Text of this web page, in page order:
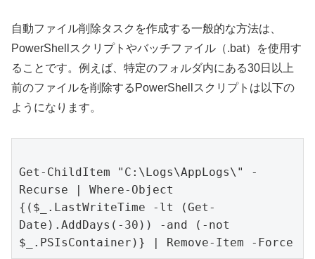
自動ファイル削除タスクを作成する一般的な方法は、
PowerShellスクリプトやバッチファイル（.bat）を使用す
ることです。例えば、特定のフォルダ内にある30日以上
前のファイルを削除するPowerShellスクリプトは以下の
ようになります。
Get-ChildItem "C:\Logs\AppLogs\" -
Recurse | Where-Object
{($_.LastWriteTime -lt (Get-
Date).AddDays(-30)) -and (-not